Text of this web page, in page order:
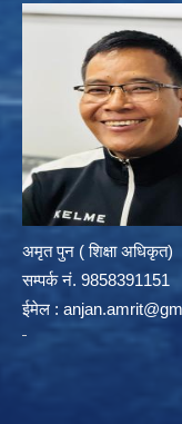
अमृत पुन ( शिक्षा अधिकृत)
सम्पर्क न‌ं. 9858391151
ईमेल :